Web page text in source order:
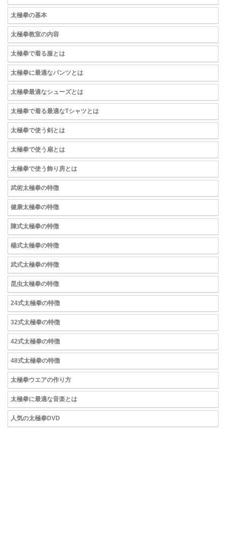
太極拳の基本
太極拳教室の内容
太極拳で着る服とは
太極拳に最適なパンツとは
太極拳最適なシューズとは
太極拳で着る最適なTシャツとは
太極拳で使う剣とは
太極拳で使う扇とは
太極拳で使う飾り房とは
武術太極拳の特徴
健康太極拳の特徴
陳式太極拳の特徴
楊式太極拳の特徴
武式太極拳の特徴
昆虫太極拳の特徴
24式太極拳の特徴
32式太極拳の特徴
42式太極拳の特徴
48式太極拳の特徴
太極拳ウエアの作り方
太極拳に最適な音楽とは
人気の太極拳DVD